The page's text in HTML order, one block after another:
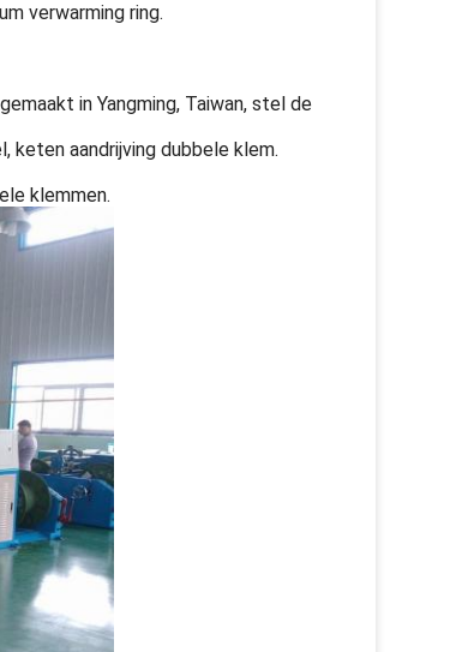
verwarming ring.
in Yangming, Taiwan, stel de
keten aandrijving dubbele klem.
klemmen.